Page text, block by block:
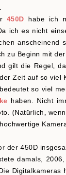
450D habe ich
ich es nicht
zu Beginn mit
gilt die Regel,
Zeit auf so viel
so viel
haben. Nicht
(Natürlich,
der 450D
damals,
Digitalkameras